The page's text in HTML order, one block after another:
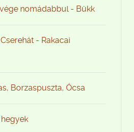
nomádabbul - Bükk
- Rakacai
Borzaspuszta, Ócsa
hegyek